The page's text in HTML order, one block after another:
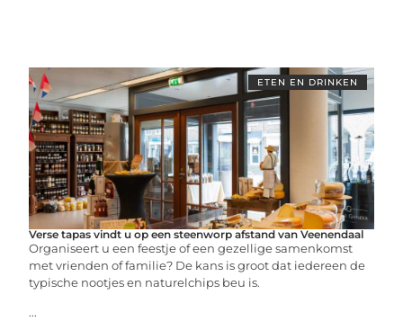
ETEN EN DRINKEN
Verse tapas vindt u op een steenworp afstand van Veenendaal
Organiseert u een feestje of een gezellige samenkomst
met vrienden of familie? De kans is groot dat iedereen de
typische nootjes en naturelchips beu is.
...